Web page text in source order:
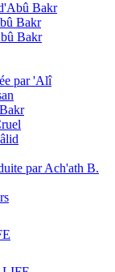
Bakr
Bakr
Bakr
par 'Alî
par Ach'ath B.